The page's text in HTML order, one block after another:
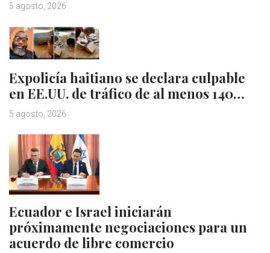
5 agosto, 2026
Expolicía haitiano se declara culpable
en EE.UU. de tráfico de al menos 140…
5 agosto, 2026
Ecuador e Israel iniciarán
próximamente negociaciones para un
acuerdo de libre comercio